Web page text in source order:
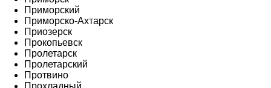
Приморский
Приморско-Ахтарск
Приозерск
Прокопьевск
Пролетарск
Пролетарский
Протвино
Прохладный